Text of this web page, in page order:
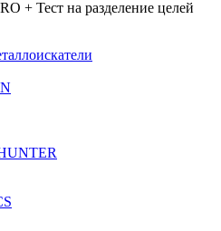
Тест на разделение целей